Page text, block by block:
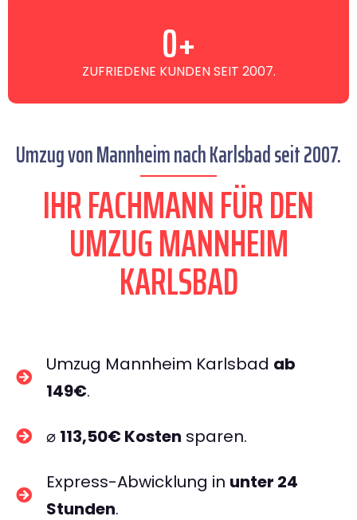
ZUFRIEDENE KUNDEN SEIT 2007.
0+
Umzug von Mannheim nach Karlsbad seit 2007.
IHR FACHMANN FÜR DEN
UMZUG MANNHEIM
KARLSBAD
Umzug Mannheim Karlsbad ab
149€.
⌀ 113,50€ Kosten sparen.
Express-Abwicklung in unter 24
Stunden.